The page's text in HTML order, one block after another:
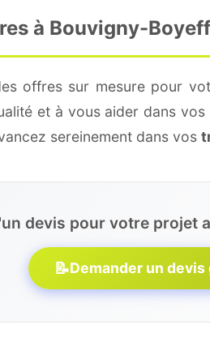
à Bouvigny-
offres sur mesure pour
et à vous aider dans
sereinement dans vos
devis pour votre projet
📝Demander un